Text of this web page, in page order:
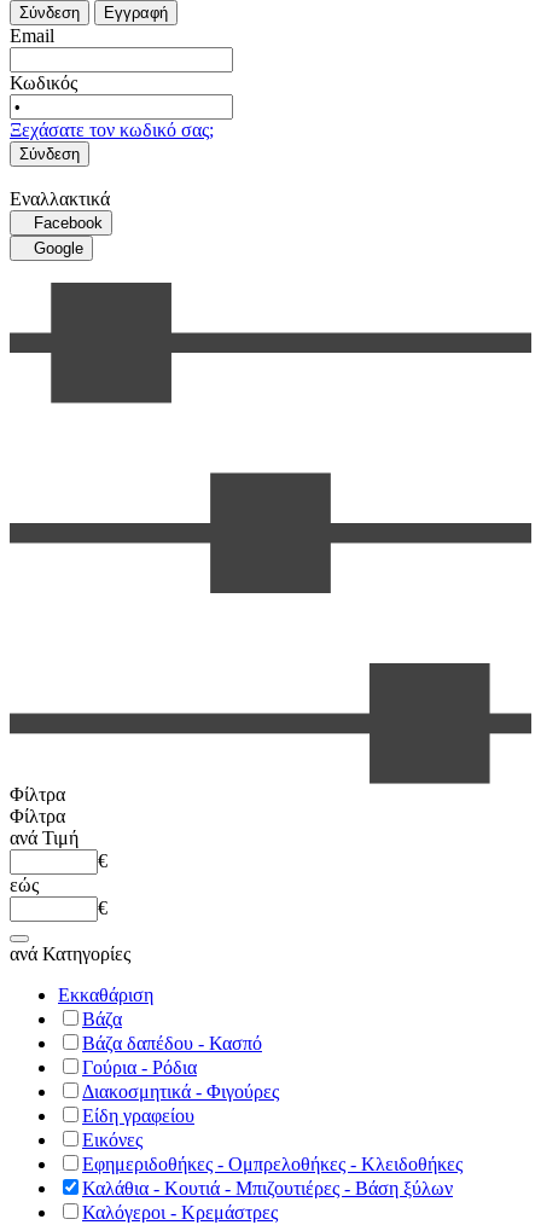
Σύνδεση Εγγραφή
Email
Κωδικός
Ξεχάσατε τον κωδικό σας;
Σύνδεση
Εναλλακτικά
Facebook
Google
Φίλτρα
Φίλτρα
ανά Τιμή
€
εώς
€
ανά Κατηγορίες
Εκκαθάριση
Βάζα
Βάζα δαπέδου - Κασπό
Γούρια - Ρόδια
Διακοσμητικά - Φιγούρες
Είδη γραφείου
Εικόνες
Εφημεριδοθήκες - Ομπρελοθήκες - Κλειδοθήκες
Καλάθια - Κουτιά - Μπιζουτιέρες - Βάση ξύλων
Καλόγεροι - Κρεμάστρες